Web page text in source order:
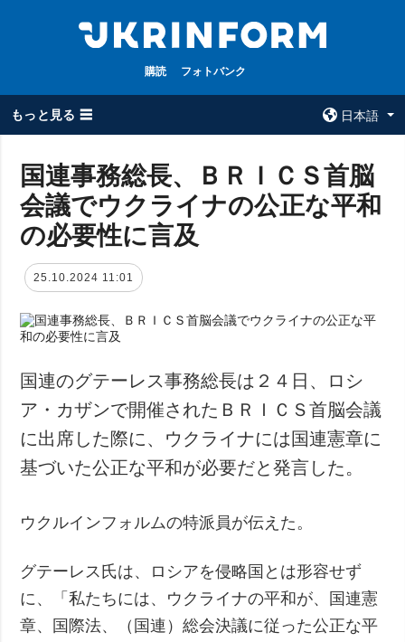
購読 フォトバンク
もっと見る ☰
日本語
全てのトピック
戦争
政治
経済・復興
防衛
社会・文化
スポーツ
犯罪
事故・緊急事態
ウクルインフォ
ルム
特集
写真
動画
購読
国連事務総長、ＢＲＩＣＳ首脳
会議でウクライナの公正な平和
の必要性に言及
25.10.2024 11:01
国連のグテーレス事務総長は２４日、ロシ
ア・カザンで開催されたＢＲＩＣＳ首脳会議
に出席した際に、ウクライナには国連憲章に
基づいた公正な平和が必要だと発言した。
ウクルインフォルムの特派員が伝えた。
グテーレス氏は、ロシアを侵略国とは形容せず
に、「私たちには、ウクライナの平和が、国連憲
章、国際法、（国連）総会決議に従った公正な平